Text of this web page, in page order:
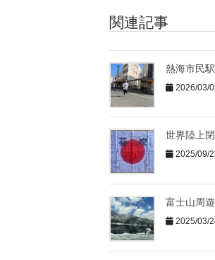
関連記事
熱海市民
2026/03/
世界陸上
2025/09/
富士山周
2025/03/